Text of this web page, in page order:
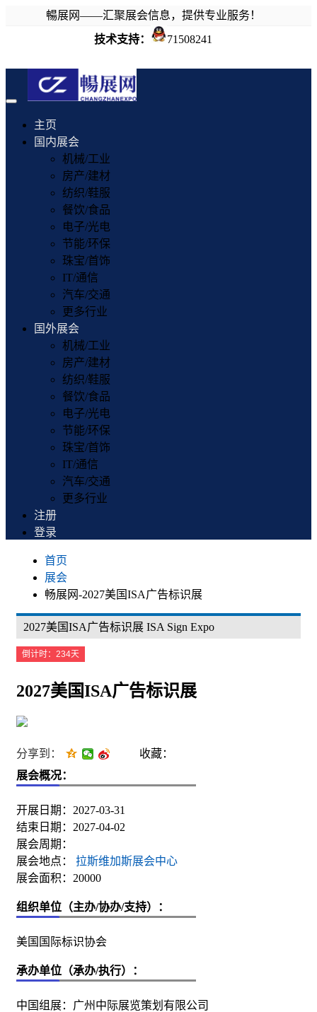
暢展网——汇聚展会信息，提供专业服务！
技术支持：
71508241
Toggle
navigation
主页
国内展会
机械/工业
房产/建材
纺织/鞋服
餐饮/食品
电子/光电
节能/环保
珠宝/首饰
IT/通信
汽车/交通
更多行业
国外展会
机械/工业
房产/建材
纺织/鞋服
餐饮/食品
电子/光电
节能/环保
珠宝/首饰
IT/通信
汽车/交通
更多行业
注册
登录
首页
展会
畅展网-2027美国ISA广告标识展
2027美国ISA广告标识展 ISA Sign Expo
倒计时：234天
2027美国ISA广告标识展
分享到：
收藏：
展会概况：
开展日期：2027-03-31
结束日期：2027-04-02
展会周期：
展会地点：
拉斯维加斯展会中心
展会面积：20000
组织单位（主办/协办/支持）：
美国国际标识协会
承办单位（承办/执行）：
中国组展：广州中际展览策划有限公司